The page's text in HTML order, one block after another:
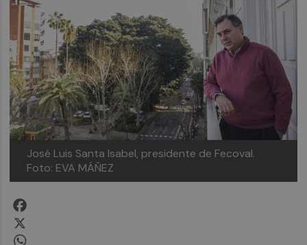
José Luis Santa Isabel, presidente de Fecoval.
Foto: EVA MÁÑEZ